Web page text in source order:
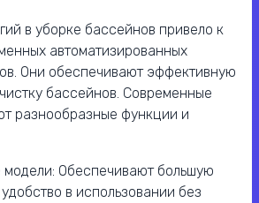
в уборке бассейнов привело к
автоматизированных
Они обеспечивают эффективную
бассейнов. Современные
разнообразные функции и
Обеспечивают большую
в использовании без